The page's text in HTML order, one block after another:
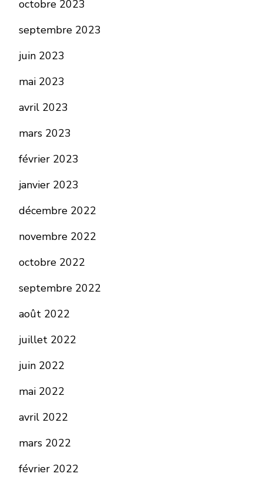
octobre 2023
septembre 2023
juin 2023
mai 2023
avril 2023
mars 2023
février 2023
janvier 2023
décembre 2022
novembre 2022
octobre 2022
septembre 2022
août 2022
juillet 2022
juin 2022
mai 2022
avril 2022
mars 2022
février 2022